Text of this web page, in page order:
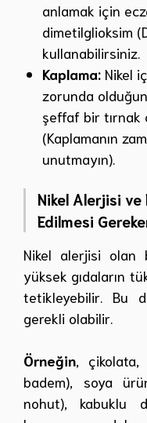
anlamak için
dimetilglioksim
kullanabilirsiniz.
Kaplama: Nikel
zorunda
şeffaf bir tırnak
(Kaplamanın
unutmayın).
Nikel Alerjisi ve
Edilmesi
Nikel alerjisi olan
yüksek gıdaların
tetikleyebilir. Bu
gerekli olabilir.
Örneğin, çikolata,
badem), soya
nohut), kabuklu